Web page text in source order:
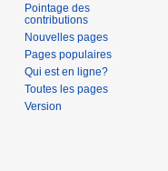
Pointage des
contributions
Nouvelles pages
Pages populaires
Qui est en ligne?
Toutes les pages
Version